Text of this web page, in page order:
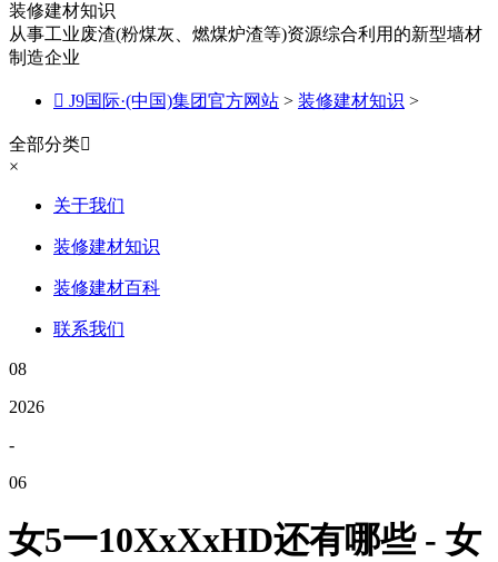
装修建材知识
从事工业废渣(粉煤灰、燃煤炉渣等)资源综合利用的新型墙材
制造企业
 J9国际·(中国)集团官方网站 > 装修建材知识 >
全部分类
×
关于我们
装修建材知识
装修建材百科
联系我们
08
2026
-
06
女5一10XxXxHD还有哪些 - 女